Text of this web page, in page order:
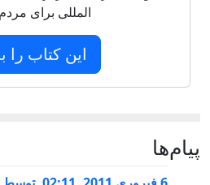
المللی برای
این کتاب را
پيام‌ها